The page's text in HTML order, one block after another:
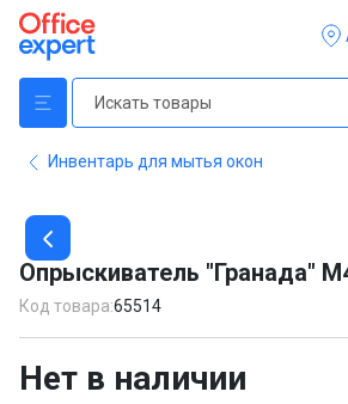
Инвентарь для мытья окон
Item
1
of
1
Опрыскиватель "Гранада"
Код товара:65514
Нет в наличии